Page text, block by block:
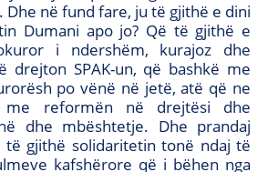
në fund fare, ju të gjithë e dini
Dumani apo jo? Që të gjithë e
i ndershëm, kurajoz dhe
drejton SPAK-un, që bashkë me
po vënë në jetë, atë që ne
me reformën në drejtësi dhe
dhe mbështetje. Dhe prandaj
gjithë solidaritetin tonë ndaj të
kafshërore që i bëhen nga